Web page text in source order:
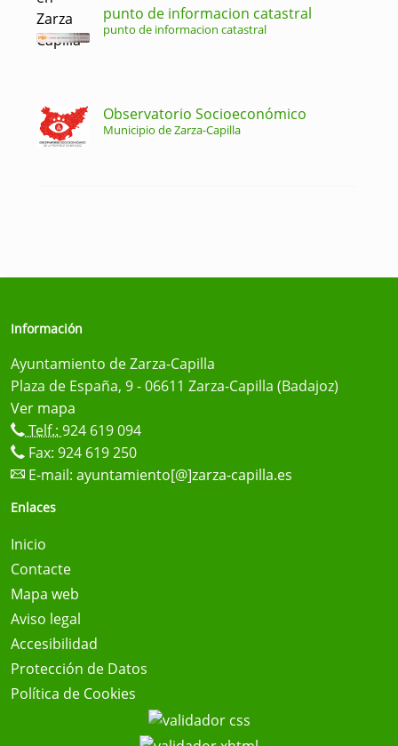
punto de informacion catastral
punto de informacion catastral
Observatorio Socioeconómico
Municipio de Zarza-Capilla
Información
Ayuntamiento de Zarza-Capilla
Plaza de España, 9 - 06611 Zarza-Capilla (Badajoz)
Ver mapa
Telf.: 924 619 094
Fax: 924 619 250
E-mail: ayuntamiento[@]zarza-capilla.es
Enlaces
Inicio
Contacte
Mapa web
Aviso legal
Accesibilidad
Protección de Datos
Política de Cookies